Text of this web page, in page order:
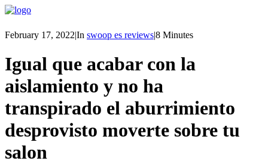
February 17, 2022|In swoop es reviews|8 Minutes
Igual que acabar con la
aislamiento y no ha
transpirado el aburrimiento
desprovisto moverte sobre tu
salon